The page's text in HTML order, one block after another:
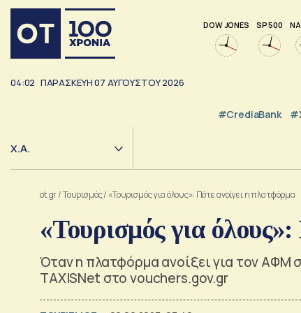
DOW JONES SP 500
04:02 ΠΑΡΑΣΚΕΥΗ07 ΑΥΓΟΥΣΤΟΥ2026
#CrediaBank
Χ.Α.
ot.gr/Τουρισμός/ «Τουρισμός για όλους»: Πότε ανοίγει η πλατφόρμα
«Τουρισμός για
Όταν η πλατφόρμα ανοίξει για τον ΑΦΜ
TAXISNet στο vouchers.gov.gr